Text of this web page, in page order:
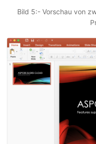
Bild 5:- Vorschau von